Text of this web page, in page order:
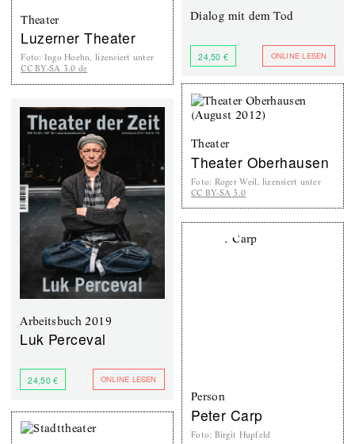
Theater
Luzerner Theater
Foto: Ingo Hoehn, lizensiert unter
CC BY-SA 3.0 de
Dialog mit dem Tod
24,50 € ONLINE LESEN
Theater
Theater Oberhausen
Foto: Roger Weil, lizensiert unter
CC BY-SA 3.0
Arbeitsbuch 2019
Luk Perceval
24,50 € ONLINE LESEN
Person
Peter Carp
Foto: Birgit Hupfeld